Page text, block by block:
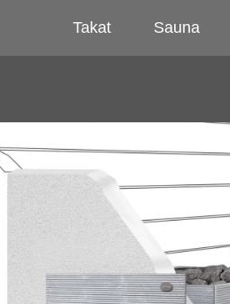
Takat Sauna